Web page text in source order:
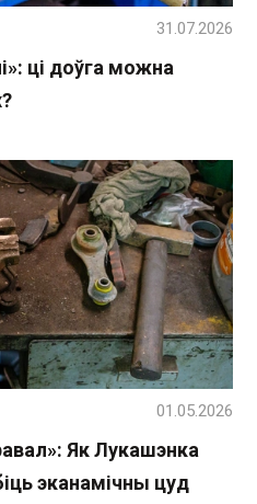
ці доўга можна
31.07.2026
Як Лукашэнка
эканамічны цуд
01.05.2026